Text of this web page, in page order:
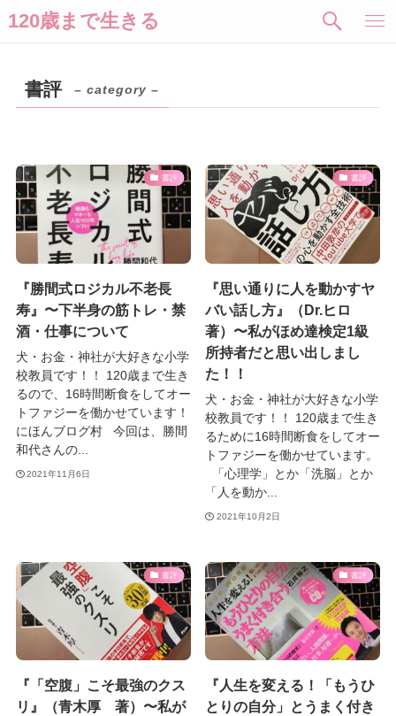
120歳まで生きる
書評 – category –
書評
『勝間式ロジカル不老長
寿』〜下半身の筋トレ・禁
酒・仕事について
犬・お金・神社が大好きな小学
校教員です！！ 120歳まで生き
るので、16時間断食をしてオー
トファジーを働かせています！
にほんブログ村 今回は、勝間
和代さんの...
2021年11月6日
書評
『思い通りに人を動かすヤ
バい話し方』（Dr.ヒロ
著）〜私がほめ達検定1級
所持者だと思い出しまし
た！！
犬・お金・神社が大好きな小学
校教員です！！ 120歳まで生き
るために16時間断食をしてオー
トファジーを働かせています。
「心理学」とか「洗脳」とか
「人を動か...
2021年10月2日
書評
『「空腹」こそ最強のクス
リ』（青木厚 著）〜私が
書評
『人生を変える！「もうひ
とりの自分」とうまく付き